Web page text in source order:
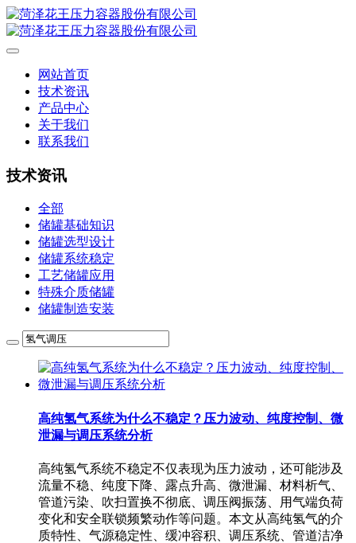
网站首页
技术资讯
产品中心
关于我们
联系我们
技术资讯
全部
储罐基础知识
储罐选型设计
储罐系统稳定
工艺储罐应用
特殊介质储罐
储罐制造安装
高纯氢气系统为什么不稳定？压力波动、纯度控制、微
泄漏与调压系统分析
高纯氢气系统不稳定不仅表现为压力波动，还可能涉及
流量不稳、纯度下降、露点升高、微泄漏、材料析气、
管道污染、吹扫置换不彻底、调压阀振荡、用气端负荷
变化和安全联锁频繁动作等问题。本文从高纯氢气的介
质特性、气源稳定性、缓冲容积、调压系统、管道洁净